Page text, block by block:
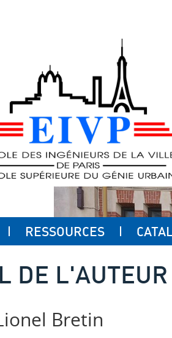
RESSOURCES
DE L'AUTEUR
Bretin